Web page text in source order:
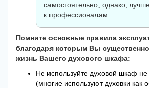
самостоятельно, однако,
к профессионалам.
Помните основные правила
благодаря которым Вы
жизнь Вашего духового шкафа:
Не используйте духовой шкаф
(многие используют духовки как